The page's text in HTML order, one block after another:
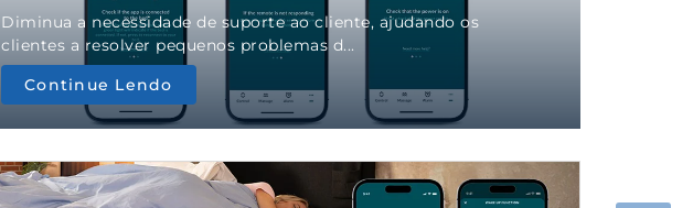
Diminua a necessidade de suporte ao cliente, ajudando os
clientes a resolver pequenos problemas d...
Continue Lendo